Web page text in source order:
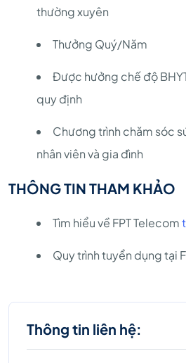
thường xuyên
Thưởng Quý/Năm
Được hưởng chế độ
quy định
Chương trình chăm sóc
nhân viên và gia đình
THÔNG TIN THAM KHẢO
Tìm hiểu về FPT Telecom
Quy trình tuyển dụng tại
Thông tin liên hệ: